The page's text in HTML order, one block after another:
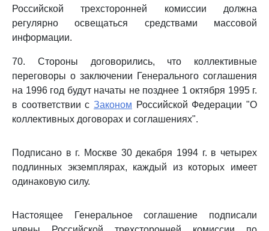
Российской трехсторонней комиссии должна
регулярно освещаться средствами массовой
информации.
70. Стороны договорились, что коллективные
переговоры о заключении Генерального соглашения
на 1996 год будут начаты не позднее 1 октября 1995 г.
в соответствии с Законом Российской Федерации "О
коллективных договорах и соглашениях".
Подписано в г. Москве 30 декабря 1994 г. в четырех
подлинных экземплярах, каждый из которых имеет
одинаковую силу.
Настоящее Генеральное соглашение подписали